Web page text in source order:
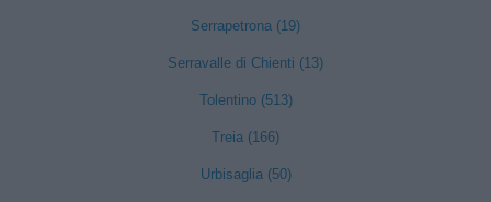
Serrapetrona (19)
Serravalle di Chienti (13)
Tolentino (513)
Treia (166)
Urbisaglia (50)